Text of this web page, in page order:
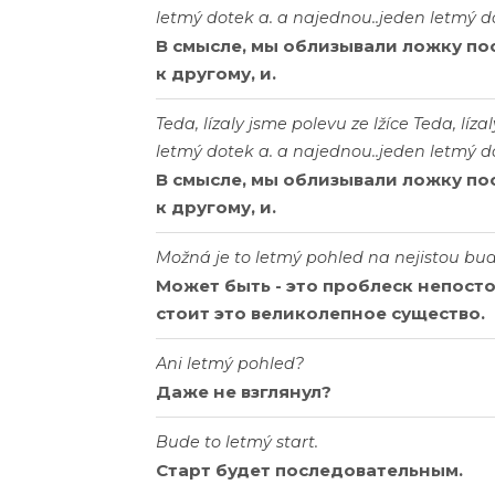
letmý dotek a. a najednou..jeden letmý
В смысле, мы облизывали ложку
к другому, и.
Teda, lízaly jsme polevu ze lžíce Teda,
letmý dotek a. a najednou..jeden letmý
В смысле, мы облизывали ложку
к другому, и.
Možná je to letmý pohled na nejistou
Может быть - это проблеск
стоит это великолепное существо.
Ani letmý pohled?
Даже не взглянул?
Bude to letmý start.
Старт будет последовательным.